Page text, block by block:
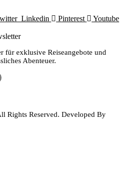
Linkedin Pinterest
Youtube
für exklusive Reiseangebote und
Abenteuer.
Rights Reserved. Developed By